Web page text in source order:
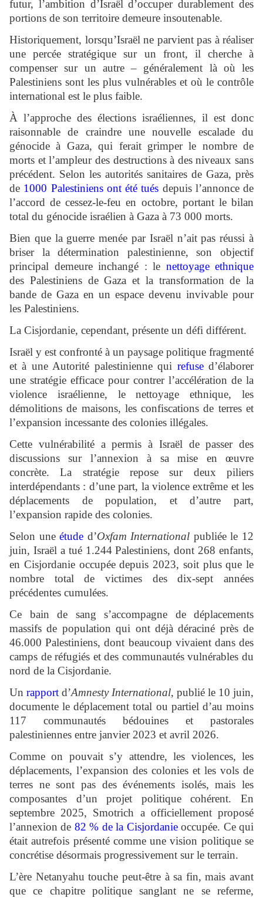
futur, l’ambition d’Israël d’occuper durablement des
portions de son territoire demeure insoutenable.
Historiquement, lorsqu’Israël ne parvient pas à réaliser
une percée stratégique sur un front, il cherche à
compenser sur un autre – généralement là où les
Palestiniens sont les plus vulnérables et où le contrôle
international est le plus faible.
À l’approche des élections israéliennes, il est donc
raisonnable de craindre une nouvelle escalade du
génocide à Gaza, qui ferait grimper le nombre de
morts et l’ampleur des destructions à des niveaux sans
précédent. Selon les autorités sanitaires de Gaza, près
de 1000 Palestiniens ont été tués depuis l’annonce de
l’accord de cessez-le-feu en octobre, portant le bilan
total du génocide israélien à Gaza à 73 000 morts.
Bien que la guerre menée par Israël n’ait pas réussi à
briser la détermination palestinienne, son objectif
principal demeure inchangé : le nettoyage ethnique
des Palestiniens de Gaza et la transformation de la
bande de Gaza en un espace devenu invivable pour
les Palestiniens.
La Cisjordanie, cependant, présente un défi différent.
Israël y est confronté à un paysage politique fragmenté
et à une Autorité palestinienne qui refused’élaborer
une stratégie efficace pour contrer l’accélération de la
violence israélienne, le nettoyage ethnique, les
démolitions de maisons, les confiscations de terres et
l’expansion incessante des colonies illégales.
Cette vulnérabilité a permis à Israël de passer des
discussions sur l’annexion à sa mise en œuvre
concrète. La stratégie repose sur deux piliers
interdépendants : d’une part, la violence extrême et les
déplacements de population, et d’autre part,
l’expansion rapide des colonies.
Selon uneétude d’Oxfam International publiée le 12
juin, Israël a tué 1.244 Palestiniens, dont 268 enfants,
en Cisjordanie occupée depuis 2023, soit plus que le
nombre total de victimes des dix-sept années
précédentes cumulées.
Ce bain de sang s’accompagne de déplacements
massifs de population qui ont déjà déraciné près de
46.000 Palestiniens, dont beaucoup vivaient dans des
camps de réfugiés et des communautés vulnérables du
nord de la Cisjordanie.
Un rapport d’Amnesty International, publié le 10 juin,
documente le déplacement total ou partiel d’au moins
117 communautés bédouines et pastorales
palestiniennes entre janvier 2023 et avril 2026.
Comme on pouvait s’y attendre, les violences, les
déplacements, l’expansion des colonies et les vols de
terres ne sont pas des événements isolés, mais les
composantes d’un projet politique cohérent. En
septembre 2025, Smotrich a officiellement proposé
l’annexion de 82 % de la Cisjordanieoccupée. Ce qui
était autrefois présenté comme une vision politique se
concrétise désormais progressivement sur le terrain.
L’ère Netanyahu touche peut-être à sa fin, mais avant
que ce chapitre politique sanglant ne se referme,